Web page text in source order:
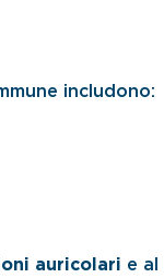
includono:
auricolari e al